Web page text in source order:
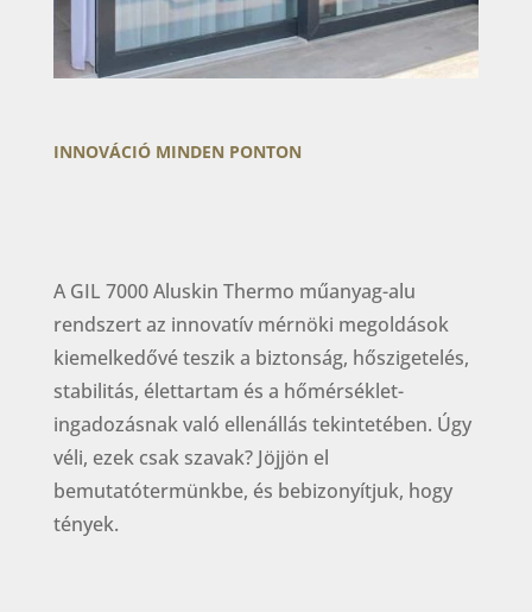
INNOVÁCIÓ MINDEN PONTON
A GIL 7000 Aluskin Thermo műanyag-alu
rendszert az innovatív mérnöki megoldások
kiemelkedővé teszik a biztonság, hőszigetelés,
stabilitás, élettartam és a hőmérséklet-
ingadozásnak való ellenállás tekintetében. Úgy
véli, ezek csak szavak? Jöjjön el
bemutatótermünkbe, és bebizonyítjuk, hogy
tények.